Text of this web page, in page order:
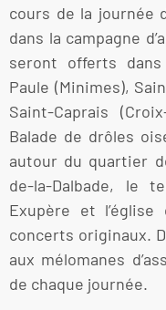
cours de la journée
dans la campagne
seront offerts
Paule (Minimes),
Saint-Caprais
Balade de drôles
autour du quartier
de-la-Dalbade, le
Exupère et
concerts originaux.
aux mélomanes
de chaque journée.